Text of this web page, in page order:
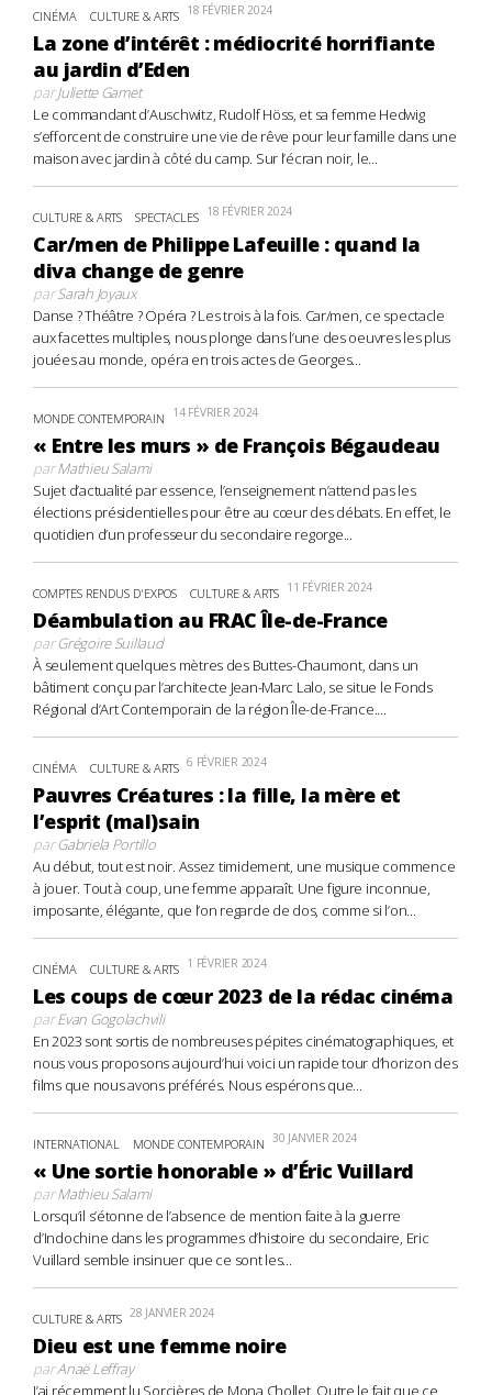
CINÉMA CULTURE & ARTS 18 FÉVRIER 2024
La zone d’intérêt : médiocrité horrifiante
au jardin d’Eden
parJuliette Gamet
Le commandant d’Auschwitz, Rudolf Höss, et sa femme Hedwig
s’efforcent de construire une vie de rêve pour leur famille dans une
maison avec jardin à côté du camp. Sur l’écran noir, le...
CULTURE & ARTS SPECTACLES 18 FÉVRIER 2024
Car/men de Philippe Lafeuille : quand la
diva change de genre
parSarah Joyaux
Danse ? Théâtre ? Opéra ? Les trois à la fois. Car/men, ce spectacle
aux facettes multiples, nous plonge dans l’une des oeuvres les plus
jouées au monde, opéra en trois actes de Georges...
MONDE CONTEMPORAIN 14 FÉVRIER 2024
« Entre les murs » de François Bégaudeau
parMathieu Salami
Sujet d’actualité par essence, l’enseignement n’attend pas les
élections présidentielles pour être au cœur des débats. En effet, le
quotidien d’un professeur du secondaire regorge...
COMPTES RENDUS D'EXPOS CULTURE & ARTS 11 FÉVRIER 2024
Déambulation au FRAC Île-de-France
parGrégoire Suillaud
À seulement quelques mètres des Buttes-Chaumont, dans un
bâtiment conçu par l’architecte Jean-Marc Lalo, se situe le Fonds
Régional d’Art Contemporain de la région Île-de-France....
CINÉMA CULTURE & ARTS 6 FÉVRIER 2024
Pauvres Créatures : la fille, la mère et
l’esprit (mal)sain
parGabriela Portillo
Au début, tout est noir. Assez timidement, une musique commence
à jouer. Tout à coup, une femme apparaît. Une figure inconnue,
imposante, élégante, que l’on regarde de dos, comme si l’on...
CINÉMA CULTURE & ARTS 1 FÉVRIER 2024
Les coups de cœur 2023 de la rédac cinéma
parEvan Gogolachvili
En 2023 sont sortis de nombreuses pépites cinématographiques, et
nous vous proposons aujourd’hui voici un rapide tour d’horizon des
films que nous avons préférés. Nous espérons que...
INTERNATIONAL MONDE CONTEMPORAIN 30 JANVIER 2024
« Une sortie honorable » d’Éric Vuillard
parMathieu Salami
Lorsqu’il s’étonne de l’absence de mention faite à la guerre
d’Indochine dans les programmes d’histoire du secondaire, Eric
Vuillard semble insinuer que ce sont les...
CULTURE & ARTS 28 JANVIER 2024
Dieu est une femme noire
parAnaë Leffray
J’ai récemment lu Sorcières de Mona Chollet. Outre le fait que ce